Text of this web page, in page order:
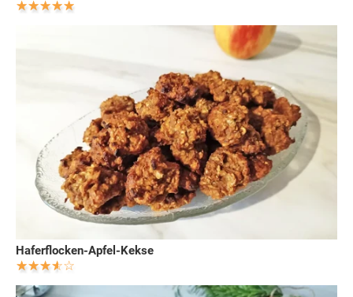
Haferflocken-Apfel-Kekse